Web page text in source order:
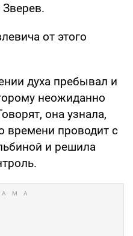
от этого
духа пребывал и
неожиданно
она узнала,
времени проводит с
и решила